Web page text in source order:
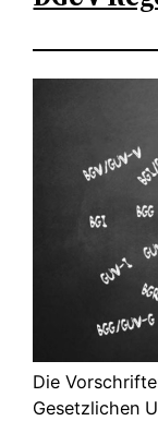
Die
Gesetzlichen